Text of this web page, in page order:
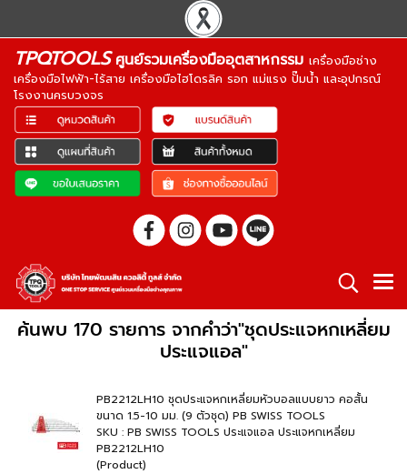
TPQTOOLSศูนย์รวมเครื่องมืออุตสาหกรรม เครื่องมือช่าง
เครื่องมือไฟฟ้า-ไร้สาย เครื่องมือไฮโดรลิค รอก แม่แรง ปั๊มน้ำ และอุปกรณ์
โรงงานครบวงจร
ค้นพบ 170 รายการ จากคำว่า"ชุดประแจหกเหลี่ยม
ประแจแอล"
PB2212LH10 ชุดประแจหกเหลี่ยมหัวบอลแบบยาว คอสั้น
ขนาด 1.5-10 มม. (9 ตัวชุด) PB SWISS TOOLS
SKU : PB SWISS TOOLS ประแจแอล ประแจหกเหลี่ยม
PB2212LH10
(Product)